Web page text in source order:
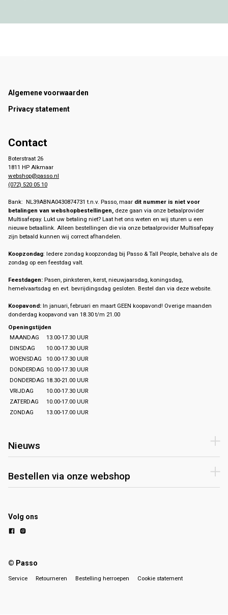
Footer
Algemene voorwaarden
Privacy statement
Contact
Boterstraat 26
1811 HP Alkmaar
webshop@passo.nl
(072) 520 05 10
Bank: NL39ABNA0430874731 t.n.v. Passo, maar dit nummer is niet voor
betalingen van webshopbestellingen, deze gaan via onze betaalprovider
Multisafepay. Lukt uw betaling niet? Laat het ons weten en wij sturen u een
nieuwe betaallink. Alleen bestellingen die via onze betaalprovider Multisafepay
zijn betaald kunnen wij correct afhandelen.
Koopzondag: Iedere zondag koopzondag bij Passo & Tall People, behalve als de
zondag op een feestdag valt.
Feestdagen: Pasen, pinksteren, kerst, nieuwjaarsdag, koningsdag,
hemelvaartsdag en evt. bevrijdingsdag gesloten. Bestel dan via deze website.
Koopavond: In januari, februari en maart GEEN koopavond! Overige maanden
donderdag koopavond van 18.30 t/m 21.00
Openingstijden
MAANDAG
13.00-17.30 UUR
DINSDAG
10.00-17.30 UUR
WOENSDAG
10.00-17.30 UUR
DONDERDAG 10.00-17.30 UUR
DONDERDAG 18.30-21.00 UUR
VRIJDAG
10.00-17.30 UUR
ZATERDAG
10.00-17.00 UUR
ZONDAG
13.00-17.00 UUR
Nieuws
Bestellen via onze webshop
Volg ons
© Passo
Service Retourneren Bestelling herroepen Cookie statement